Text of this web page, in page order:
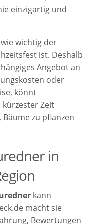
einzigartig und
wichtig der
ist. Deshalb
Angebot an
oder
könnt
Zeit
zu pflanzen
in
kann
macht sie
Bewertungen